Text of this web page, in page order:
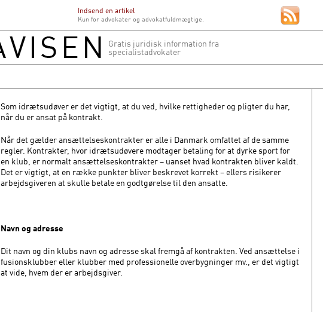
Indsend en artikel
Kun for advokater og advokatfuldmægtige.
Gratis juridisk information fra
specialistadvokater
Som idrætsudøver er det vigtigt, at du ved, hvilke rettigheder og pligter du har,
når du er ansat på kontrakt.
Når det gælder ansættelseskontrakter er alle i Danmark omfattet af de samme
regler. Kontrakter, hvor idrætsudøvere modtager betaling for at dyrke sport for
en klub, er normalt ansættelseskontrakter – uanset hvad kontrakten bliver kaldt.
Det er vigtigt, at en række punkter bliver beskrevet korrekt – ellers risikerer
arbejdsgiveren at skulle betale en godtgørelse til den ansatte.
Navn og adresse
Dit navn og din klubs navn og adresse skal fremgå af kontrakten. Ved ansættelse i
fusionsklubber eller klubber med professionelle overbygninger mv., er det vigtigt
at vide, hvem der er arbejdsgiver.